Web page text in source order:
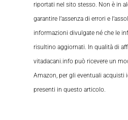
riportati nel sito stesso. Non è in
garantire l’assenza di errori e
informazioni divulgate né che le
risultino aggiornati. In qualità di
vitadacani.info può ricevere un
Amazon, per gli eventuali acquisti
presenti in questo articolo.